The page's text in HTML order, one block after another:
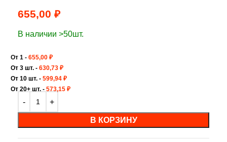
655,00 ₽
В наличии >50шт.
От 1 - 655,00 ₽
От 3 шт. - 630,73 ₽
От 10 шт. - 599,94 ₽
От 20+ шт. - 573,15 ₽
В КОРЗИНУ